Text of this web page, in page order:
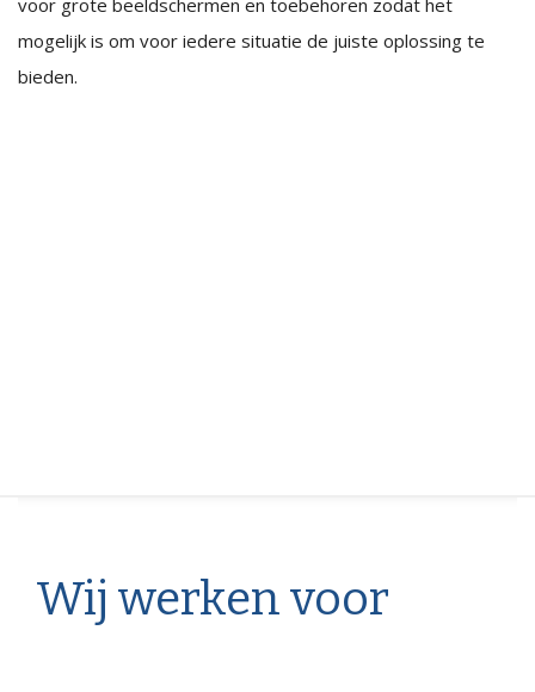
mogelijk is om voor iedere situatie de juiste oplossing te
bieden.
Wij werken voor